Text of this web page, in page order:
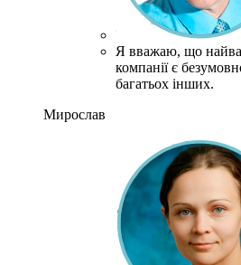
Я вважаю, що
компанії є
багатьох інших.
Мирослав